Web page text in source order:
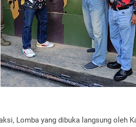
Lomba yang dibuka langsung oleh